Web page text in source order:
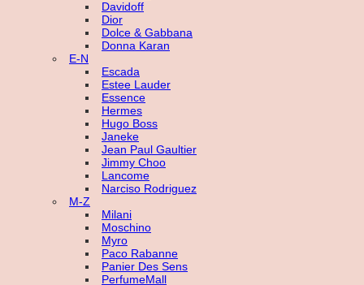
Davidoff
Dior
Dolce & Gabbana
Donna Karan
E-N
Escada
Estee Lauder
Essence
Hermes
Hugo Boss
Janeke
Jean Paul Gaultier
Jimmy Choo
Lancome
Narciso Rodriguez
M-Z
Milani
Moschino
Myro
Paco Rabanne
Panier Des Sens
PerfumeMall